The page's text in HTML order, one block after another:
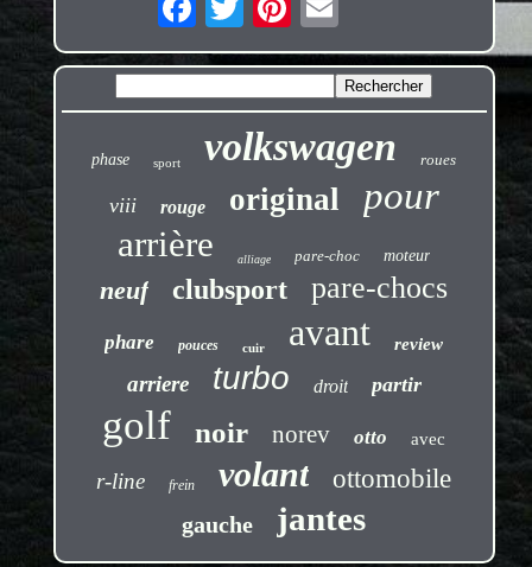
phase sport volkswagen roues
viii rouge original pour
arrière alliage pare-choc moteur
neuf clubsport pare-chocs
phare pouces cuir avant review
arriere turbo droit partir
golf noir norev otto avec
r-line frein volant ottomobile
gauche jantes